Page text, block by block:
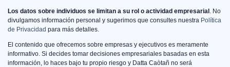
Los datos sobre individuos se limitan a su rol o actividad empresarial . No
divulgamos información personal y sugerimos que consultes nuestra Política
de Privacidad para más detalles.
El contenido que ofrecemos sobre empresas y ejecutivos es meramente
informativo. Si decides tomar decisiones empresariales basadas en esta
información, lo haces bajo tu propio riesgo y Datta Caòtañ no será